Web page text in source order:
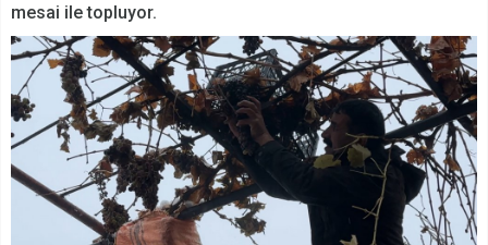
mesai ile topluyor.